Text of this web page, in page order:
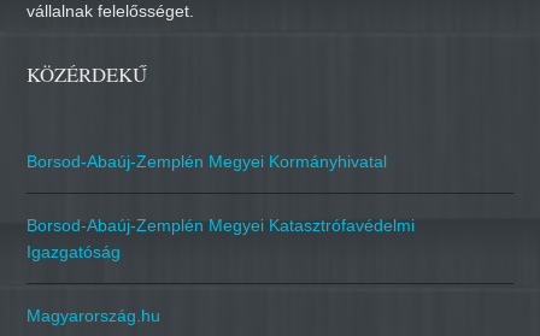
vállalnak felelősséget.
KÖZÉRDEKŰ
Borsod-Abaúj-Zemplén Megyei Kormányhivatal
Borsod-Abaúj-Zemplén Megyei Katasztrófavédelmi
Igazgatóság
Magyarország.hu